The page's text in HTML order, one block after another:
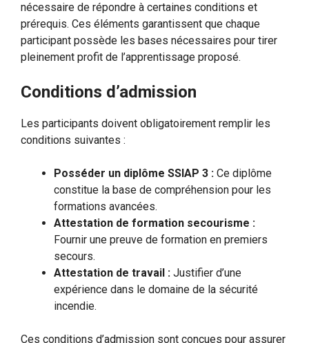
nécessaire de répondre à certaines conditions et
prérequis. Ces éléments garantissent que chaque
participant possède les bases nécessaires pour tirer
pleinement profit de l’apprentissage proposé.
Conditions d’admission
Les participants doivent obligatoirement remplir les
conditions suivantes :
Posséder un diplôme SSIAP 3 : Ce diplôme
constitue la base de compréhension pour les
formations avancées.
Attestation de formation secourisme :
Fournir une preuve de formation en premiers
secours.
Attestation de travail : Justifier d’une
expérience dans le domaine de la sécurité
incendie.
Ces conditions d’admission sont conçues pour assurer